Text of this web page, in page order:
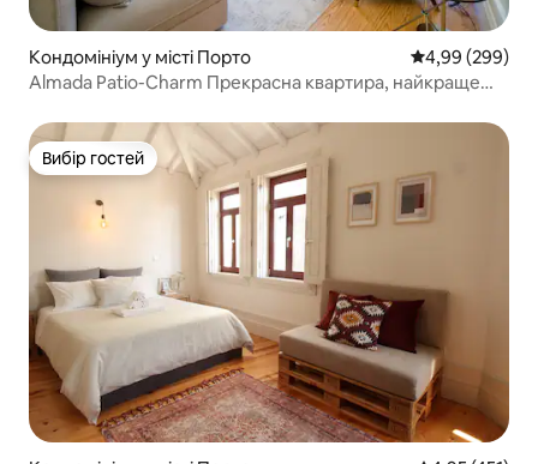
Кондомініум у місті Порто Середня
4,99 (299)
Almada Patio-Charm Прекрасна квартира, найкраще
Вибір гостей
Вибір гостей